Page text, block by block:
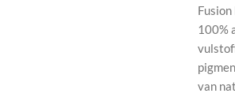
100%
van